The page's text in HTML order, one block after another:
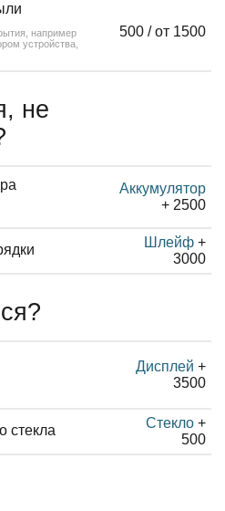
например
устройства,
500 / от 1500
не
Аккумулятор
+ 2500
Шлейф+
3000
Дисплей +
3500
стекла Стекло+
500